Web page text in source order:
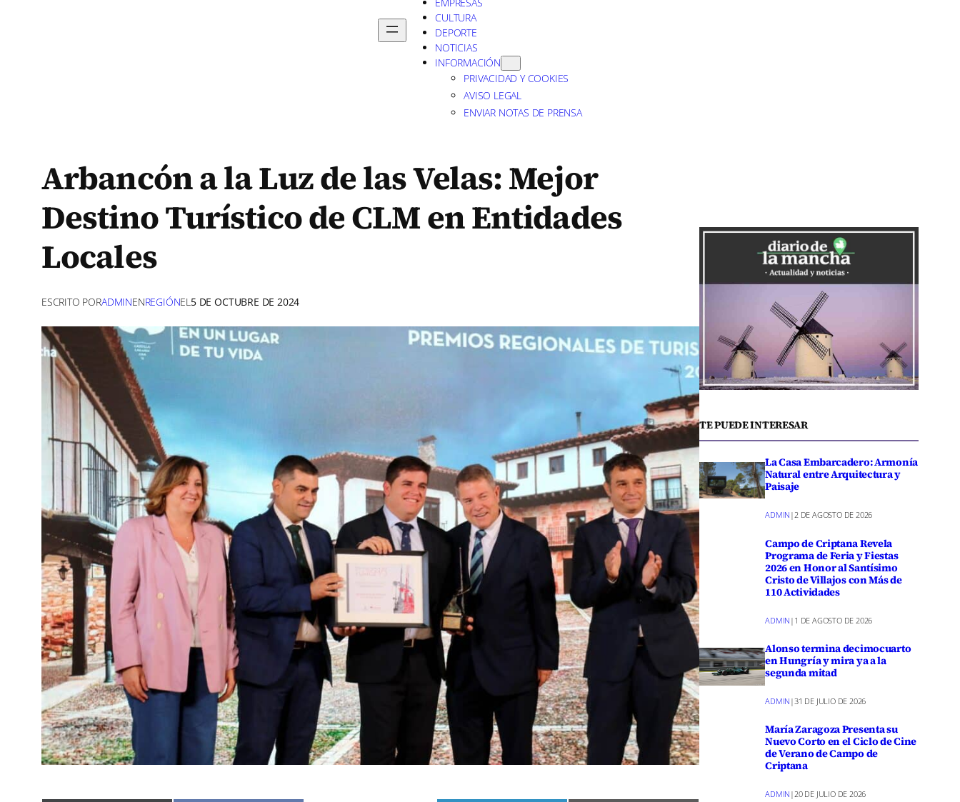
CULTURA
DEPORTE
NOTICIAS
INFORMACIÓN
PRIVACIDAD Y COOKIES
AVISO LEGAL
ENVIAR NOTAS DE PRENSA
Arbancón a la Luz de las Velas: Mejor
Destino Turístico de CLM en Entidades
Locales
ESCRITO PORADMINENREGIÓNEL 5 DE OCTUBRE DE 2024
TE PUEDE INTERESAR
La Casa Embarcadero: Armonía
Natural entre Arquitectura y
Paisaje
ADMIN |2 DE AGOSTO DE 2026
Campo de Criptana Revela
Programa de Feria y Fiestas
2026 en Honor al Santísimo
Cristo de Villajos con Más de
110 Actividades
ADMIN | 1 DE AGOSTO DE 2026
Alonso termina decimocuarto
en Hungría y mira ya a la
segunda mitad
ADMIN |31 DE JULIO DE 2026
María Zaragoza Presenta su
Nuevo Corto en el Ciclo de Cine
de Verano de Campo de
Criptana
ADMIN |20 DE JULIO DE 2026